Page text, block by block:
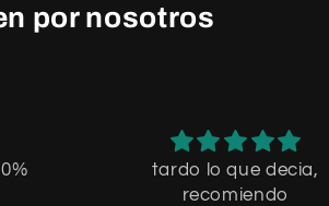
por nosotros
tardo lo que decia,
recomiendo